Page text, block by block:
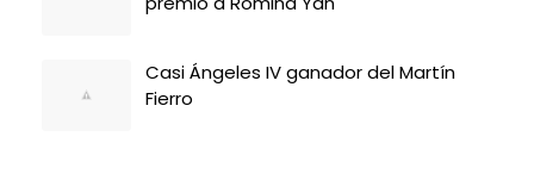
Casi Ángeles IV ganador del Martín
Fierro